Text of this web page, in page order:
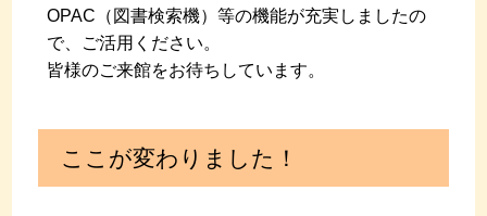
OPAC（図書検索機）等の機能が充実しましたの
で、ご活用ください。
皆様のご来館をお待ちしています。
ここが変わりました！